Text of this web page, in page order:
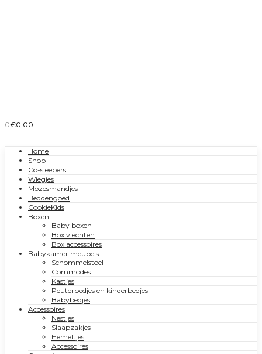
0€0.00
Home
Shop
Co-sleepers
Wiegjes
Mozesmandjes
Beddengoed
CookieKids
Boxen
Baby boxen
Box vlechten
Box accessoires
Babykamer meubels
Schommelstoel
Commodes
Kastjes
Peuterbedjes en kinderbedjes
Babybedjes
Accessoires
Nestjes
Slaapzakjes
Hemeltjes
Accessoires